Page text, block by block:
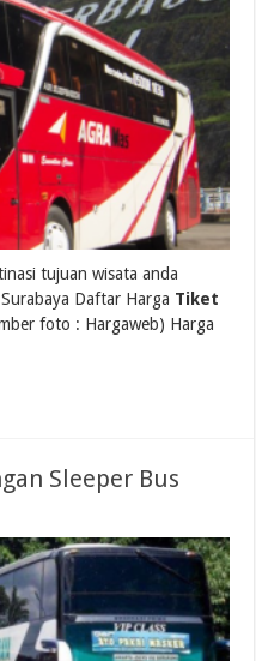
tujuan wisata anda
Surabaya Daftar Harga Tiket
foto : Hargaweb) Harga
Sleeper Bus